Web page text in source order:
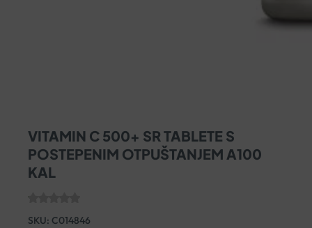
VITAMIN C 500+ SR TABLETE S
POSTEPENIM OTPUŠTANJEM A100
KAL
SKU: C014846